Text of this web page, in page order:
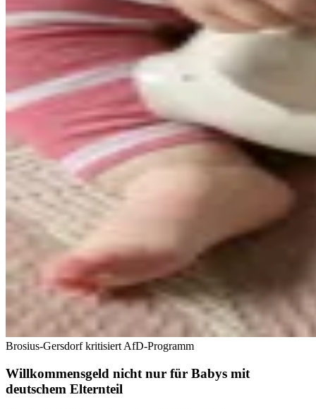
Brosius-Gersdorf kritisiert AfD-Programm
Willkommensgeld nicht nur für Babys mit
deutschem Elternteil